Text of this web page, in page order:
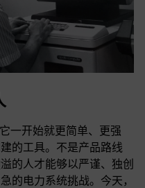
一开始就更简单、更强
的工具。不是产品路线
的人才能够以严谨、独创
的电力系统挑战。今天，